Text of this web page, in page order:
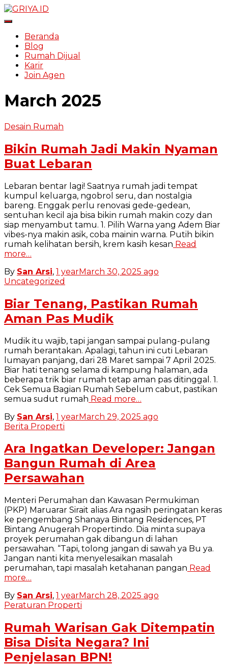
Toggle Navigation
Beranda
Blog
Rumah Dijual
Karir
Join Agen
March 2025
Desain Rumah
Bikin Rumah Jadi Makin Nyaman
Buat Lebaran
Lebaran bentar lagi! Saatnya rumah jadi tempat
kumpul keluarga, ngobrol seru, dan nostalgia
bareng. Enggak perlu renovasi gede-gedean,
sentuhan kecil aja bisa bikin rumah makin cozy dan
siap menyambut tamu. 1. Pilih Warna yang Adem Biar
vibes-nya makin asik, coba mainin warna. Putih bikin
rumah kelihatan bersih, krem kasih kesan Read
more…
By San Arsi, 1 yearMarch 30, 2025 ago
Uncategorized
Biar Tenang, Pastikan Rumah
Aman Pas Mudik
Mudik itu wajib, tapi jangan sampai pulang-pulang
rumah berantakan. Apalagi, tahun ini cuti Lebaran
lumayan panjang, dari 28 Maret sampai 7 April 2025.
Biar hati tenang selama di kampung halaman, ada
beberapa trik biar rumah tetap aman pas ditinggal. 1.
Cek Semua Bagian Rumah Sebelum cabut, pastikan
semua sudut rumah Read more…
By San Arsi, 1 yearMarch 29, 2025 ago
Berita Properti
Ara Ingatkan Developer: Jangan
Bangun Rumah di Area
Persawahan
Menteri Perumahan dan Kawasan Permukiman
(PKP) Maruarar Sirait alias Ara ngasih peringatan keras
ke pengembang Shanaya Bintang Residences, PT
Bintang Anugerah Propertindo. Dia minta supaya
proyek perumahan gak dibangun di lahan
persawahan. “Tapi, tolong jangan di sawah ya Bu ya.
Jangan nanti kita menyelesaikan masalah
perumahan, tapi masalah ketahanan pangan Read
more…
By San Arsi, 1 yearMarch 28, 2025 ago
Peraturan Properti
Rumah Warisan Gak Ditempatin
Bisa Disita Negara? Ini
Penjelasan BPN!